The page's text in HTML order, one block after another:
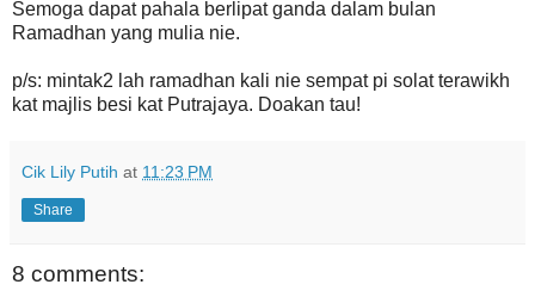
Semoga dapat pahala berlipat ganda dalam bulan
Ramadhan yang mulia nie.
p/s: mintak2 lah ramadhan kali nie sempat pi solat terawikh
kat majlis besi kat Putrajaya. Doakan tau!
Cik Lily Putih at 11:23 PM
Share
8 comments: